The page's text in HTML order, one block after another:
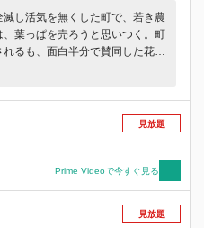
滅し活気を無くした町で、若き農
、葉っぱを売ろうと思いつく。町
るも、面白半分で賛同した花恵
断れなかった薫は、家族に知ら
た葉っぱは市場でゴミ扱い。落ち
言をしたのが花木農家の娘で都
路子。 ようやく少しずつ売れ
見放題
Prime Videoで今すぐ見る
見放題